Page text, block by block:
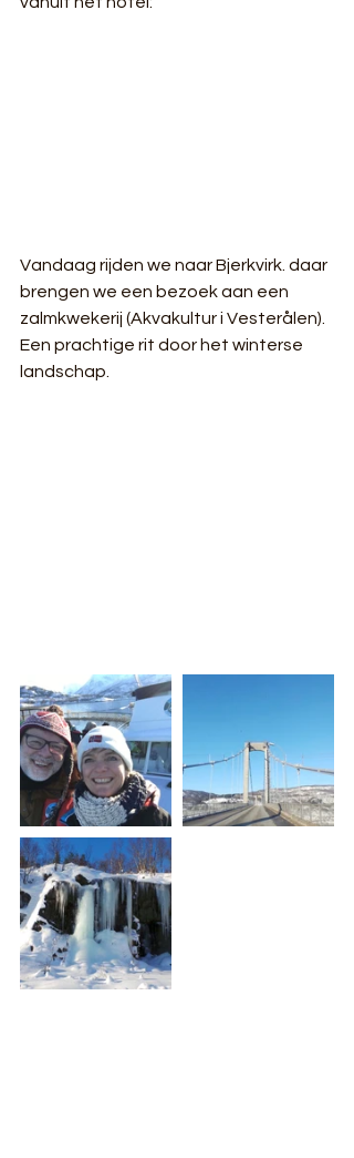
Vandaag rijden we naar Bjerkvirk. daar
brengen we een bezoek aan een
zalmkwekerij (Akvakultur i Vesterålen).
Een prachtige rit door het winterse
landschap.